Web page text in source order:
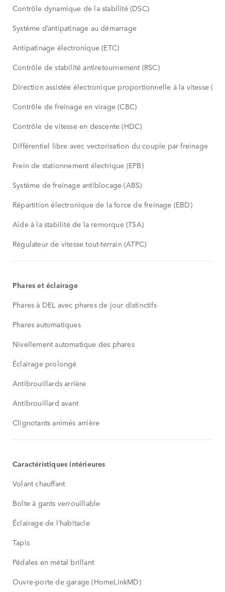
Contrôle dynamique de la stabilité (DSC)
Système d’antipatinage au démarrage
Antipatinage électronique (ETC)
Contrôle de stabilité antiretournement (RSC)
Direction assistée électronique proportionnelle à la vitesse
Contrôle de freinage en virage (CBC)
Contrôle de vitesse en descente (HDC)
Différentiel libre avec vectorisation du couple par freinage
Frein de stationnement électrique (EPB)
Système de freinage antiblocage (ABS)
Répartition électronique de la force de freinage (EBD)
Aide à la stabilité de la remorque (TSA)
Régulateur de vitesse tout-terrain (ATPC)
Phares et éclairage
Phares à DEL avec phares de jour distinctifs
Phares automatiques
Nivellement automatique des phares
Éclairage prolongé
Antibrouillards arrière
Antibrouillard avant
Clignotants animés arrière
Caractéristiques intérieures
Volant chauffant
Boîte à gants verrouillable
Éclairage de l’habitacle
Tapis
Pédales en métal brillant
Ouvre-porte de garage (HomeLinkMD)